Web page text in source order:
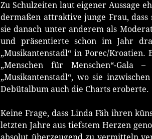
Zu Schulzeiten laut eigener Aussage
dermaßen attraktive junge Frau,
sie danach unter anderem als
und präsentierte schon im Jahr
„Musikantenstadl“ in Porec/
„Menschen für Menschen“-Gala
„Musikantenstadl“, wo sie
Debütalbum auch die Charts eroberte.
Keine Frage, dass Linda Fäh ihren
letzten Jahre aus tiefstem Herzen